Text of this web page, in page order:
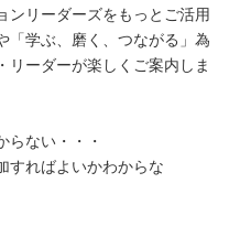
ンリーダーズをもっとご活用
「学ぶ、磨く、つながる」為
リーダーが楽しくご案内しま
らない・・・
すればよいかわからな